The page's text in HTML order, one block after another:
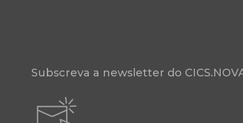
Subscreva a newsletter do